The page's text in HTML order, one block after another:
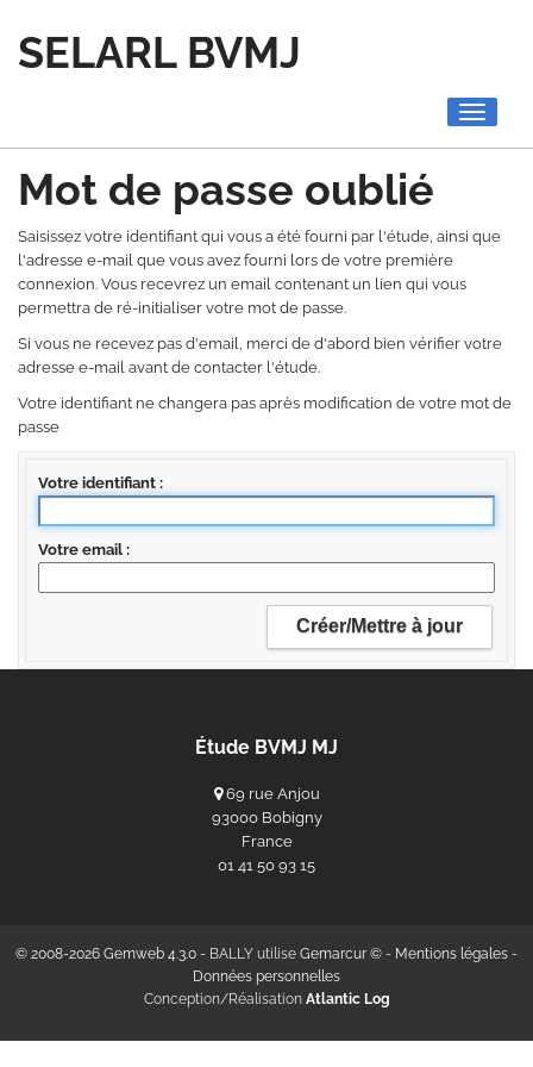
SELARL BVMJ
Toggle
Mot de passe oublié
Saisissez votre identifiant qui vous a été fourni par l'étude, ainsi que
l'adresse e-mail que vous avez fourni lors de votre première
connexion. Vous recevrez un email contenant un lien qui vous
permettra de ré-initialiser votre mot de passe.
Si vous ne recevez pas d'email, merci de d'abord bien vérifier votre
adresse e-mail avant de contacter l'étude.
Votre identifiant ne changera pas après modification de votre mot de
passe
Votre identifiant
Votre email
Étude BVMJ MJ
69 rue Anjou
93000 Bobigny
France
‭01 41 50 93 15‬
© 2008-2026 Gemweb 4.3.0 - BALLY utilise Gemarcur © - Mentions légales -
Données personnelles
Conception/Réalisation Atlantic Log